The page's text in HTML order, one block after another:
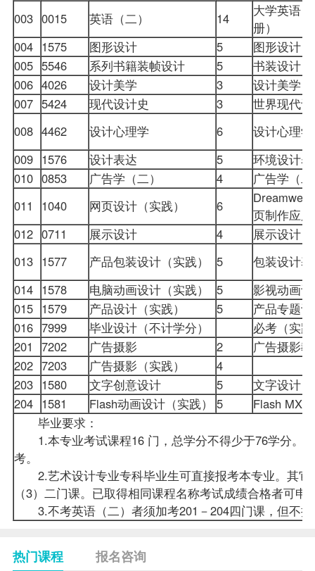
003 0015 英语（二） 14
大学英语
册）
004 1575 图形设计 5
图形设计
005 5546 系列书籍装帧设计 5
书装设计
006 4026 设计美学 3
设计美学
007 5424 现代设计史 3
世界现代
008 4462 设计心理学 6
设计心理
009 1576 设计表达 5
环境设计
010 0853 广告学（二） 4
广告学（
011
1040 网页设计（实践） 6
页制作应
012 0711 展示设计 4
展示设计
013 1577 产品包装设计（实践） 5
包装设计
014 1578 电脑动画设计（实践） 5
影视动画
015 1579 产品设计（实践） 5
产品专题
016 7999 毕业设计（不计学分）
必考（实
201
7202 广告摄影 2
广告摄影
202 7203 广告摄影（实践）
4
203 1580 文字创意设计 5
文字设计
204 1581 Flash动画设计（实践） 5
Flash MX
毕业要求：
1.本专业考试课程16 门，总学分不得少于76学分。
考。
2.艺术设计专业专科毕业生可直接报考本专业。其它
（3）二门课。已取得相同课程名称考试成绩合格者可申
3.不考英语（二）者须加考201－204四门课，但不
热门课程 报名咨询